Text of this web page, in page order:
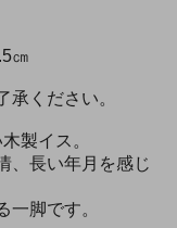
㎝
承ください。
製イス。
、長い年月を感じ
一脚です。